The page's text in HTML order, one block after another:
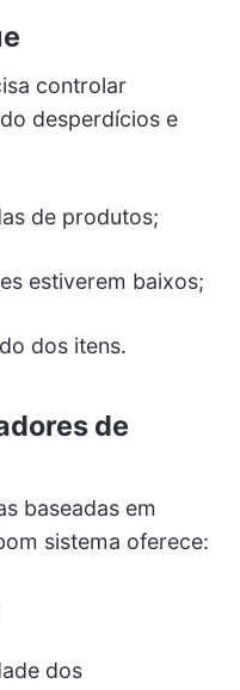
controlar
desperdícios e
de produtos;
estiverem baixos;
dos itens.
de
baseadas em
sistema oferece:
dos